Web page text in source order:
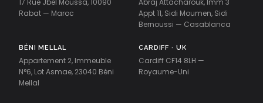
17 Rue Jbel Moussa, 10090
Rabat — Maroc
Abraj Attacharouk, Imm 3
Appt 11, Sidi Moumen, Sidi
Bernoussi — Casablanca
BÉNI MELLAL
Appartement 2, Immeuble
N°6, Lot Asmae, 23040 Béni
Mellal
CARDIFF · UK
Cardiff CF14 8LH —
Royaume-Uni